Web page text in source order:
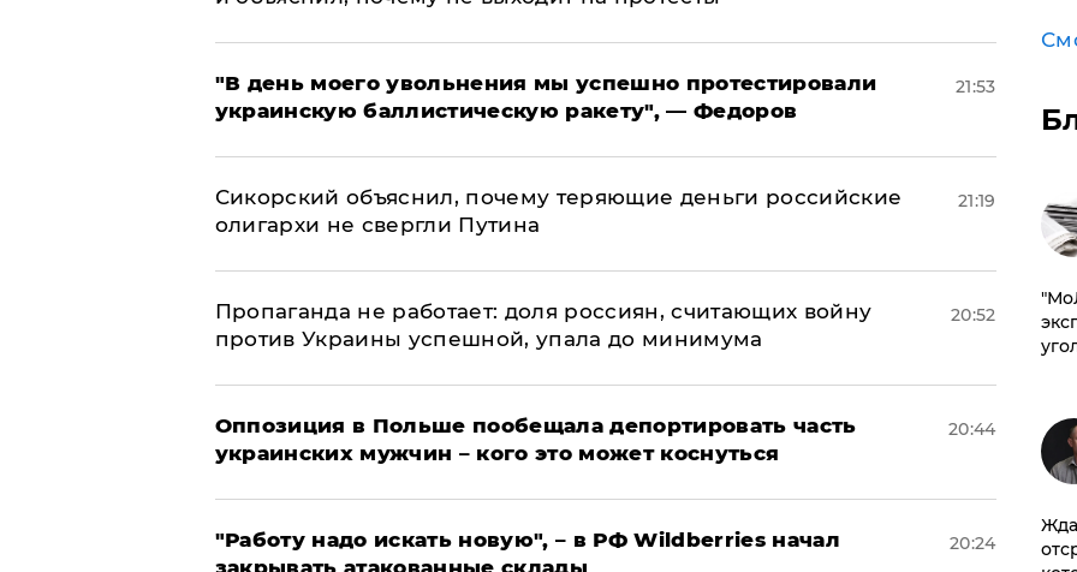
​"В день моего увольнения мы успешно протестировали
украинскую баллистическую ракету", — Федоров
21:53
Сикорский объяснил, почему теряющие деньги российские
олигархи не свергли Путина
21:19
​Пропаганда не работает: доля россиян, считающих войну
против Украины успешной, упала до минимума
20:52
Оппозиция в Польше пообещала депортировать часть
украинских мужчин – кого это может коснуться
20:44
"Работу надо искать новую", – в РФ Wildberries начал
20:24